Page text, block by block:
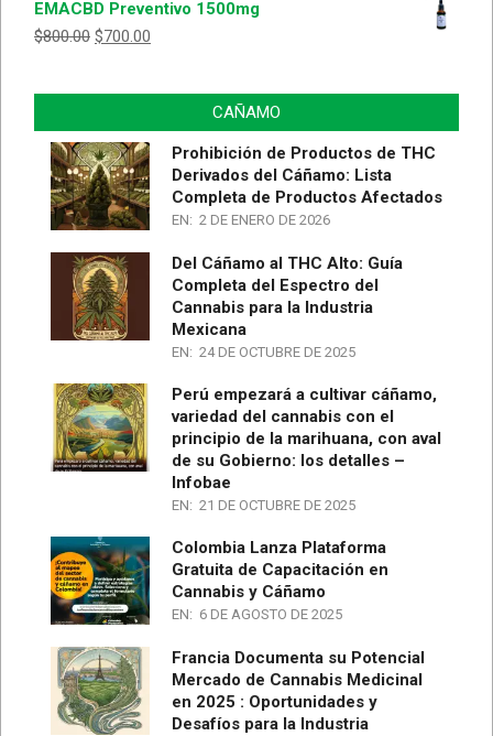
5
EMACBD Preventivo 1500mg
$800.00 $700.00
CAÑAMO
Prohibición de Productos de THC
Derivados del Cáñamo: Lista
Completa de Productos Afectados
EN: 2 DE ENERO DE 2026
Del Cáñamo al THC Alto: Guía
Completa del Espectro del
Cannabis para la Industria
Mexicana
EN: 24 DE OCTUBRE DE 2025
Perú empezará a cultivar cáñamo,
variedad del cannabis con el
principio de la marihuana, con aval
de su Gobierno: los detalles –
Infobae
EN: 21 DE OCTUBRE DE 2025
Colombia Lanza Plataforma
Gratuita de Capacitación en
Cannabis y Cáñamo
EN: 6 DE AGOSTO DE 2025
Francia Documenta su Potencial
Mercado de Cannabis Medicinal
en 2025 : Oportunidades y
Desafíos para la Industria